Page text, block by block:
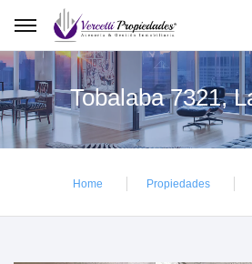
E-mail
Contraseña
Tobalaba 7321,
Home Propiedades